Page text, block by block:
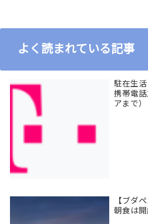
よく読まれている記事
駐在生
携帯電
アまで）
【ブダ
朝食は